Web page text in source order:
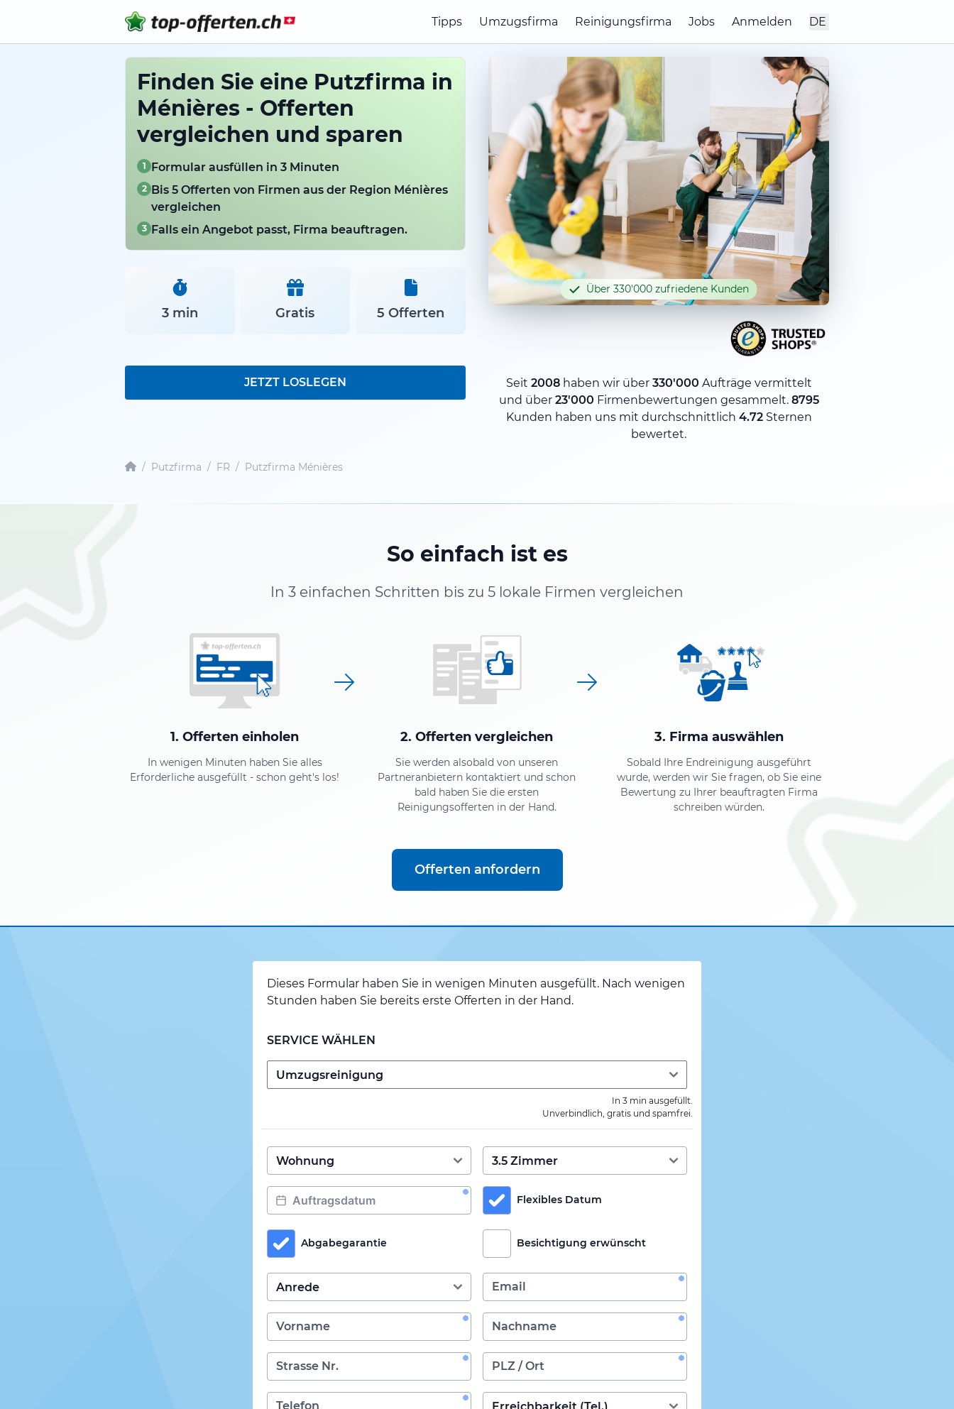
Tipps Umzugsfirma Reinigungsfirma Jobs Anmelden DE
Finden Sie eine Putzfirma in
Ménières - Offerten
vergleichen und sparen
1 Formular ausfüllen in 3 Minuten
2 Bis 5 Offerten von Firmen aus der Region Ménières
vergleichen
3 Falls ein Angebot passt, Firma beauftragen.
3 min Gratis 5 Offerten
JETZT LOSLEGEN
Über 330'000 zufriedene Kunden
Seit 2008haben wir über 330'000 Aufträge vermittelt
und über 23'000 Firmenbewertungen gesammelt. 8795
Kunden haben uns mit durchschnittlich 4.72Sternen
bewertet.
/ Putzfirma / FR / Putzfirma Ménières
So einfach ist es
In 3 einfachen Schritten bis zu 5 lokale Firmen vergleichen
1. Offerten einholen
In wenigen Minuten haben Sie alles
Erforderliche ausgefüllt - schon geht's los!
2. Offerten vergleichen
Sie werden alsobald von unseren
Partneranbietern kontaktiert und schon
bald haben Sie die ersten
Reinigungsofferten in der Hand.
3. Firma auswählen
Sobald Ihre Endreinigung ausgeführt
wurde, werden wir Sie fragen, ob Sie eine
Bewertung zu Ihrer beauftragten Firma
schreiben würden.
Offerten anfordern
Dieses Formular haben Sie in wenigen Minuten ausgefüllt. Nach wenigen
Stunden haben Sie bereits erste Offerten in der Hand.
SERVICE WÄHLEN
In 3 min ausgefüllt.
Unverbindlich, gratis und spamfrei.
Flexibles Datum
Abgabegarantie Besichtigung erwünscht